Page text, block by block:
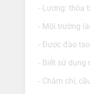
- Lương: thỏa
- Môi trường
- Được đào
- Biết sử dụng
- Chăm chỉ,